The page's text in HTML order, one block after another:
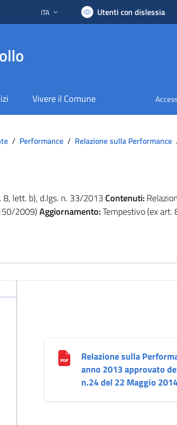
Lingua attiva:
ITA Utenti con dislessia
Vivere il Comune
/ Performance / Relazione sulla Performance
lett. b), d.lgs. n. 33/2013 Contenuti:
2009)Aggiornamento:Tempestivo (ex art.
Relazione sulla
anno 2013 approvato
n.24 del 22 Maggio